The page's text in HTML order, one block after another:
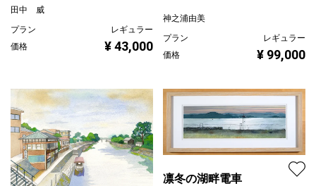
田中 威
プラン
レギュラー
価格
¥ 43,000
神之浦由美
プラン
レギュラー
価格
¥ 99,000
凛冬の湖畔電車